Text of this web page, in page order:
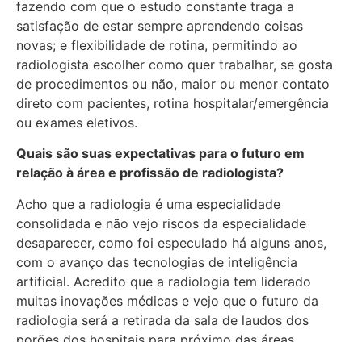
fazendo com que o estudo constante traga a
satisfação de estar sempre aprendendo coisas
novas; e flexibilidade de rotina, permitindo ao
radiologista escolher como quer trabalhar, se gosta
de procedimentos ou não, maior ou menor contato
direto com pacientes, rotina hospitalar/emergência
ou exames eletivos.
Quais são suas expectativas para o futuro em
relação à área e profissão de radiologista?
Acho que a radiologia é uma especialidade
consolidada e não vejo riscos da especialidade
desaparecer, como foi especulado há alguns anos,
com o avanço das tecnologias de inteligência
artificial. Acredito que a radiologia tem liderado
muitas inovações médicas e vejo que o futuro da
radiologia será a retirada da sala de laudos dos